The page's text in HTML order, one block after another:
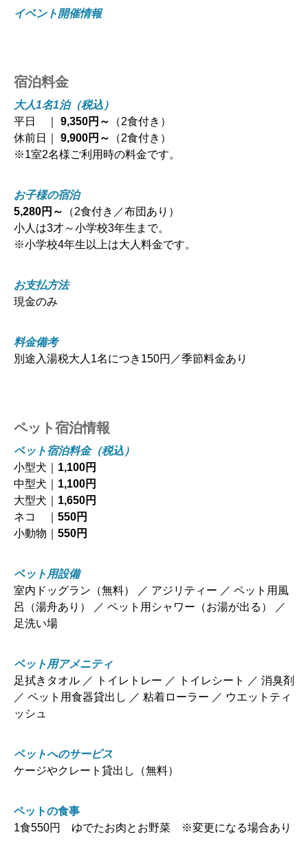
イベント開催情報
宿泊料金
大人1名1泊（税込）
平日 ｜
9,350円～
（2食付き）
休前日｜
9,900円～
（2食付き）
※1室2名様ご利用時の料金です。
お子様の宿泊
5,280円～
（2食付き／布団あり）
小人は3才～小学校3年生まで。
※小学校4年生以上は大人料金です。
お支払方法
現金のみ
料金備考
別途入湯税大人1名につき150円／季節料金あり
ペット宿泊情報
ペット宿泊料金（税込）
小型犬｜ 1,100円
中型犬｜ 1,100円
大型犬｜ 1,650円
ネコ ｜ 550円
小動物｜ 550円
ペット用設備
室内ドッグラン（無料） ／ アジリティー ／ ペット用風
呂（湯舟あり） ／ ペット用シャワー（お湯が出る） ／
足洗い場
ペット用アメニティ
足拭きタオル ／ トイレトレー ／ トイレシート ／ 消臭剤
／ ペット用食器貸出し ／ 粘着ローラー ／ ウエットティ
ッシュ
ペットへのサービス
ケージやクレート貸出し（無料）
ペットの食事
1食550円 ゆでたお肉とお野菜 ※変更になる場合あり